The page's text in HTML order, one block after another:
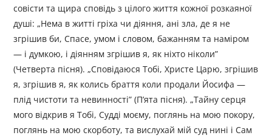
совісти та щира сповідь з цілого життя кожної розкаяної
душі: „Нема в житті гріха чи діяння, ані зла, де я не
згрішив би, Спасе, умом і словом, бажанням та наміром
— і думкою, і діянням згрішив я, як ніхто ніколи”
(Четверта пісня). „Сповідаюся Тобі, Христе Царю, згрішив
я, згрішив я, як колись браття коли продали Йосифа —
плід чистоти та невинності” (П’ята пісня). „Тайну серця
мого відкрив я Тобі, Судді моєму, поглянь на мою покору,
поглянь на мою скорботу, та вислухай мій суд нині і Сам